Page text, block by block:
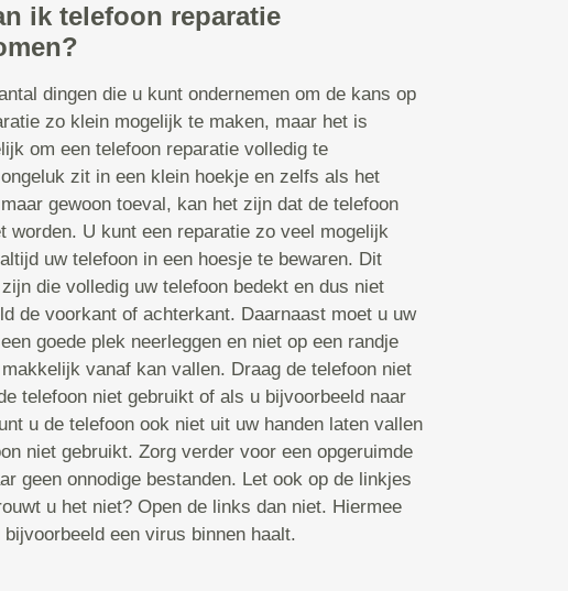
ik telefoon reparatie
dingen die u kunt ondernemen om de kans op
zo klein mogelijk te maken, maar het is
om een telefoon reparatie volledig te
zit in een klein hoekje en zelfs als het
gewoon toeval, kan het zijn dat de telefoon
worden. U kunt een reparatie zo veel mogelijk
uw telefoon in een hoesje te bewaren. Dit
die volledig uw telefoon bedekt en dus niet
de voorkant of achterkant. Daarnaast moet u uw
goede plek neerleggen en niet op een randje
vanaf kan vallen. Draag de telefoon niet
telefoon niet gebruikt of als u bijvoorbeeld naar
u de telefoon ook niet uit uw handen laten vallen
niet gebruikt. Zorg verder voor een opgeruimde
geen onnodige bestanden. Let ook op de linkjes
u het niet? Open de links dan niet. Hiermee
een virus binnen haalt.